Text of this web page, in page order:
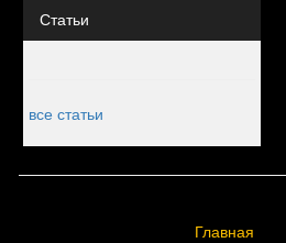
Статьи
все статьи
Главная